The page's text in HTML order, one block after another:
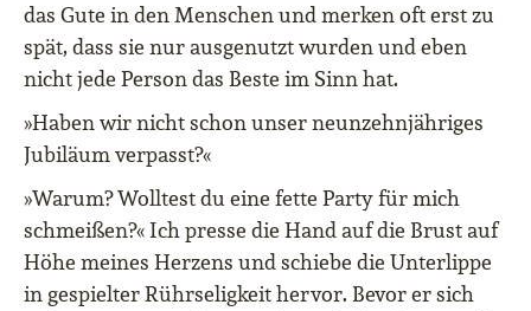
das Gute in den Menschen und merken oft erst zu
spät, dass sie nur ausgenutzt wurden und eben
nicht jede Person das Beste im Sinn hat.
»Haben wir nicht schon unser neunzehnjähriges
Jubiläum verpasst?«
»Warum? Wolltest du eine fette Party für mich
schmeißen?« Ich presse die Hand auf die Brust auf
Höhe meines Herzens und schiebe die Unterlippe
in gespielter Rührseligkeit hervor. Bevor er sich